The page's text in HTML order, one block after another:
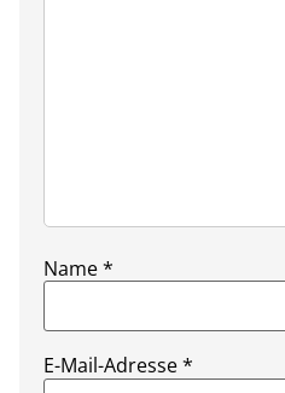
Name*
E-Mail-Adresse*